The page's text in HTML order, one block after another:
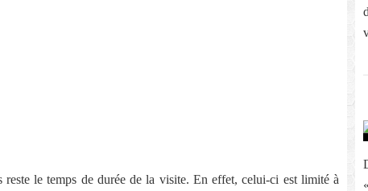
reste le temps de durée de la visite. En effet, celui-ci est limité à